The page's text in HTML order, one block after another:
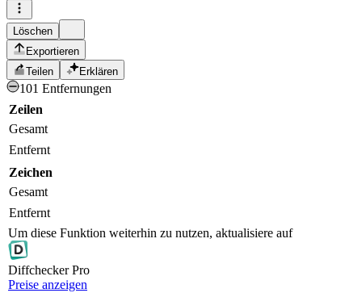
Löschen
Exportieren
Teilen
Erklären
101 Entfernungen
Zeilen
Gesamt
Entfernt
Zeichen
Gesamt
Entfernt
Um diese Funktion weiterhin zu nutzen, aktualisiere auf
DiffcheckerPro
Preise anzeigen